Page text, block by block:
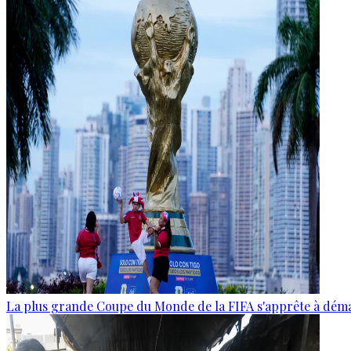
La plus grande Coupe du Monde de la FIFA s'apprête à